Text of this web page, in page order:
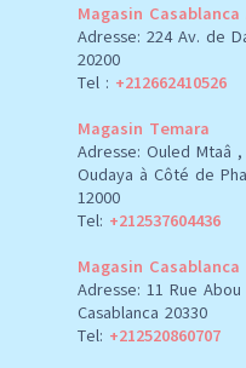
Magasin Casablanca
Adresse: 224 Av. de
20200
Tel : +212662410526
Magasin Temara
Adresse: Ouled Mtaâ
Oudaya à Côté de
12000
Tel: +212537604436
Magasin
Adresse: 11 Rue
Casablanca 20330
Tel: +212520860707